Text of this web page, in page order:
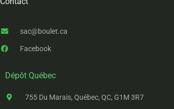
sac@boulet.ca
Facebook
Dépôt Québec
755 Du Marais, Québec, QC, G1M 3R7